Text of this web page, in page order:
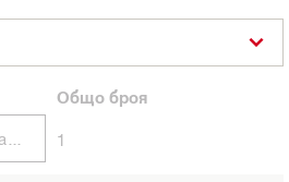
Общо броя
1